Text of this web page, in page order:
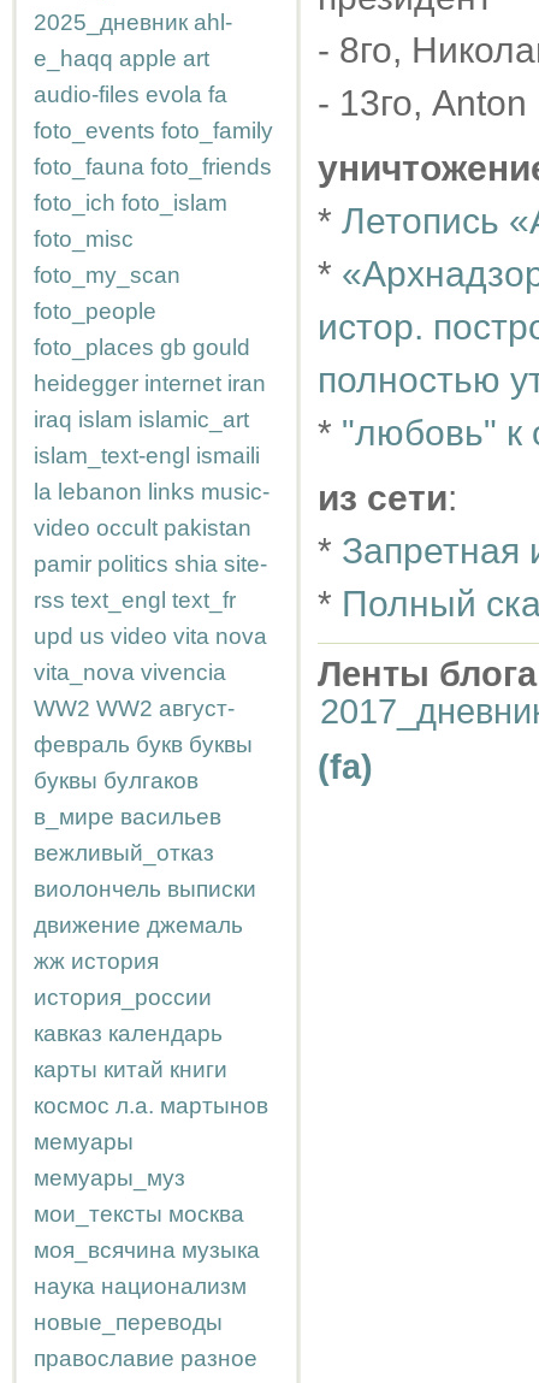
2025_дневник ahl-
e_haqq apple art
audio-files evola fa
foto_events foto_family
foto_fauna foto_friends
foto_ich foto_islam
foto_misc
foto_my_scan
foto_people
foto_places gb gould
heidegger internet iran
iraq islam islamic_art
islam_text-engl ismaili
la lebanon links music-
video occult pakistan
pamir politics shia site-
rss text_engl text_fr
upd us video vita nova
vita_nova vivencia
WW2 WW2 август-
февраль букв буквы
буквы булгаков
в_мире васильев
вежливый_отказ
виолончель выписки
движение джемаль
жж история
история_россии
кавказ календарь
карты китай книги
космос л.а. мартынов
мемуары
мемуары_муз
мои_тексты москва
моя_всячина музыка
наука национализм
новые_переводы
православие разное
- 8го,
- 13го,
* Летопись
*
истор.
полностью
* "любовь" к
из сети:
* Запретная
* Полный
Ленты
(fa)